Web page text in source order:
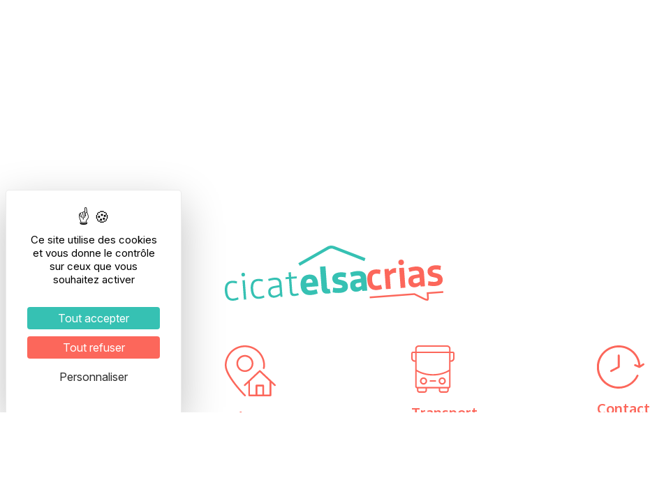
Ce site utilise des cookies
et vous donne le contrôle
sur ceux que vous
souhaitez activer
Tout accepter
Tout refuser
Personnaliser
Adresse Transport Contact